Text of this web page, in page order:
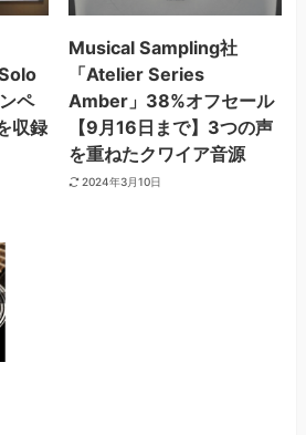
ペ
収録
Musical Sampling社
「Atelier Series
Amber」38%オフセール
【9月16日まで】3つの声
を重ねたクワイア音源
2024年3月10日